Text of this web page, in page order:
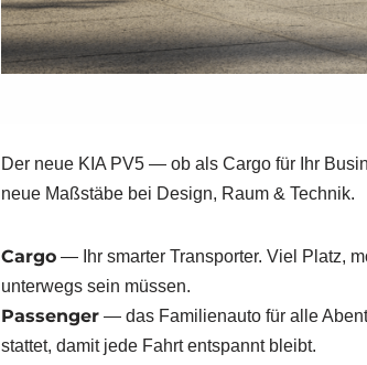
Der neue KIA PV5 — ob als Car­go für Ihr
neue Maß­stä­be bei Design, Raum & Tech­nik.
Car­go— Ihr smar­ter Trans­por­ter. Viel Platz,
unter­wegs sein müs­sen.
Pas­sen­ger— das Fami­li­en­au­to für alle
stat­tet, damit jede Fahrt ent­spannt bleibt.